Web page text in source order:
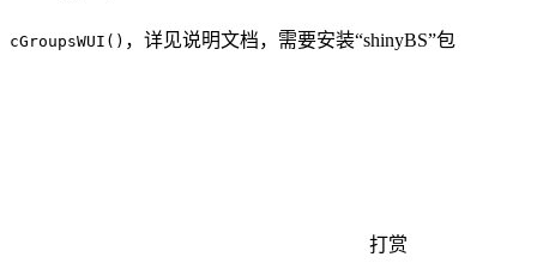
cGroupsWUI() ，详见说明文档，需要安装“shinyBS”包
打赏